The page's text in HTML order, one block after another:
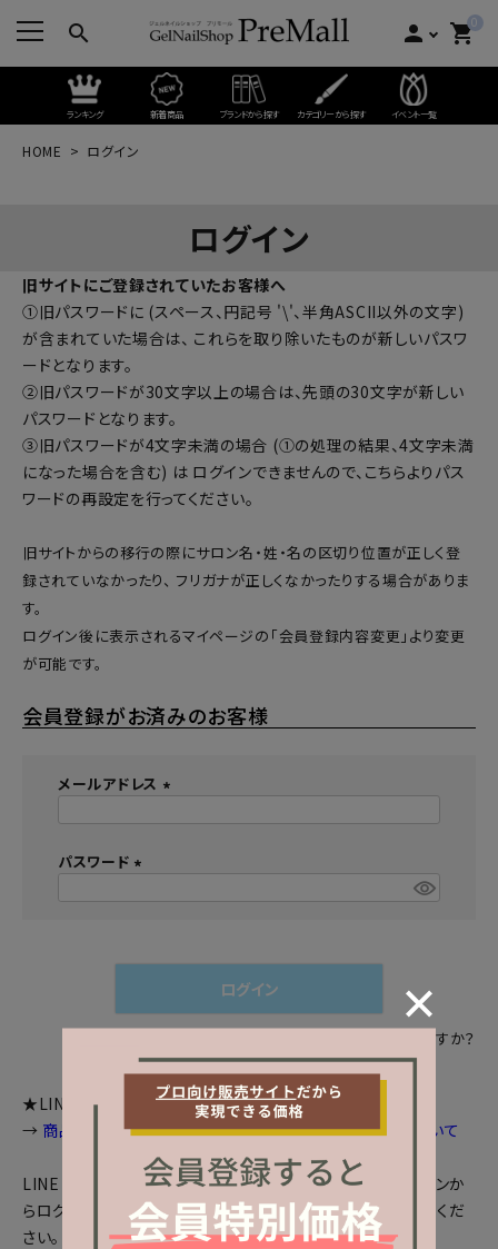
search person 0
shopping_cart
ランキング 新着商品 ブランドから探す カテゴリーから探す イベント一覧
HOME ログイン
ログイン
旧サイトにご登録されていたお客様へ
①旧パスワードに (スペース、円記号 '\'、半角ASCII以外の文字)
が含まれていた場合は、 これらを取り除いたものが新しいパスワ
ードとなります。
②旧パスワードが30文字以上の場合は、先頭の30文字が新しい
パスワードとなります。
③旧パスワードが4文字未満の場合 (①の処理の結果、4文字未満
になった場合を含む) は ログインできませんので、 こちらよりパス
ワードの再設定を行ってください。
旧サイトからの移行の際にサロン名・姓・名の区切り位置が正しく登
録されていなかったり、 フリガナが正しくなかったりする場合がありま
す。
ログイン後に表示されるマイページの「会員登録内容変更」より変更
が可能です。
会員登録がお済みのお客様
メールアドレス
)
パスワード
ログイン
パスワードをお忘れですか？
★LINEログインをご利用のお客様へお知らせ
→ 商品画面等で個数選択等が出来ない場合の対処法について
LINEとの会員連携がお済みの方は、「LINEでログイン」ボタンか
らログインしてください。まだの方は、LINEと会員連携
をしてくだ
さい。